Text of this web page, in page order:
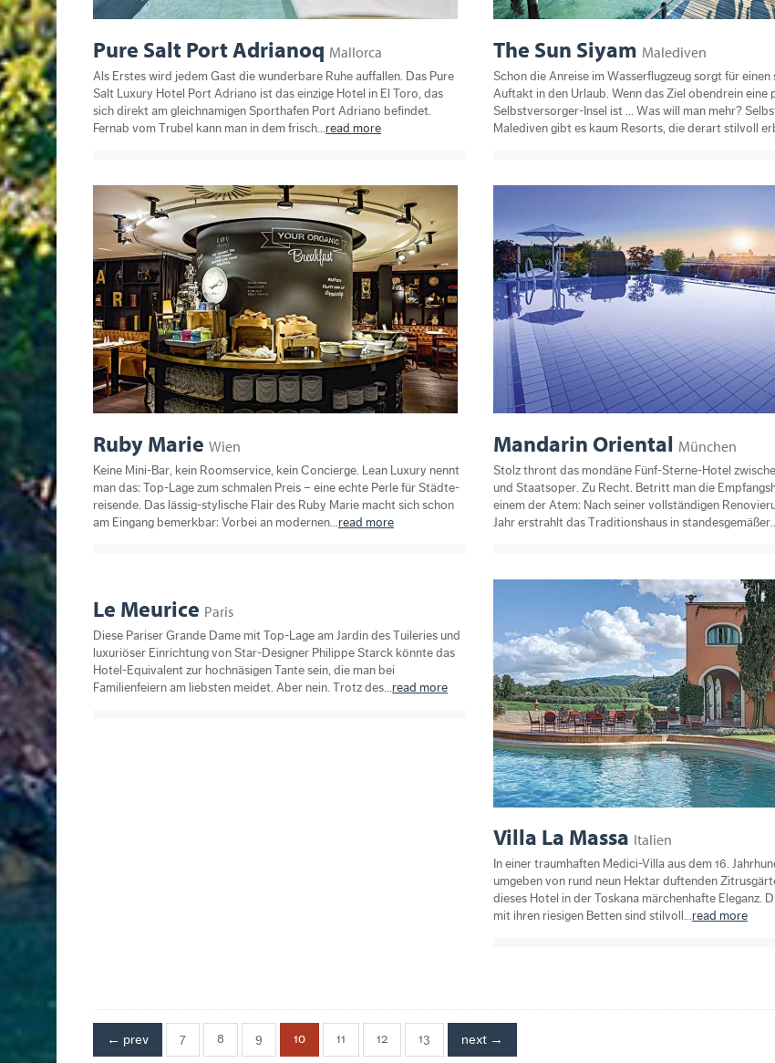
Pure Salt Port Adrianoq Mallorca
Als Erstes wird jedem Gast die wunderbare Ruhe auffallen. Das Pure
Salt Luxury Hotel Port Adriano ist das einzige Hotel in El Toro, das
sich direkt am gleichnamigen Sporthafen Port Adriano befindet.
Fernab vom Trubel kann man in dem frisch...read more
The Sun Siyam Malediven
Schon die Anreise im Wasserflugzeug sorgt für
Auftakt in den Urlaub. Wenn das Ziel obendrein eine
Selbstversorger-Insel ist ... Was will man mehr?
Malediven gibt es kaum Resorts, die derart stilvoll
Ruby Marie Wien
Keine Mini-Bar, kein Roomservice, kein Concierge. Lean Luxury nennt
man das: Top-Lage zum schmalen Preis – eine echte Perle für Städte-
reisende. Das lässig-stylische Flair des Ruby Marie macht sich schon
am Eingang bemerkbar: Vorbei an modernen... read more
Mandarin Oriental München
Stolz thront das mondäne Fünf-Sterne-Hotel
und Staatsoper. Zu Recht. Betritt man die
einem der Atem: Nach seiner vollständigen
Jahr erstrahlt das Traditionshaus in standesgemäßer...
Le Meurice Paris
Diese Pariser Grande Dame mit Top-Lage am Jardin des Tuileries und
luxuriöser Einrichtung von Star-Designer Philippe Starck könnte das
Hotel-Equivalent zur hochnäsigen Tante sein, die man bei
Familienfeiern am liebsten meidet. Aber nein. Trotz des...read more
Villa La Massa Italien
In einer traumhaften Medici-Villa aus dem 16.
umgeben von rund neun Hektar duftenden
dieses Hotel in der Toskana märchenhafte Eleganz.
mit ihren riesigen Betten sind stilvoll...read more
← prev 7 8 9 10 11 12 13 next →